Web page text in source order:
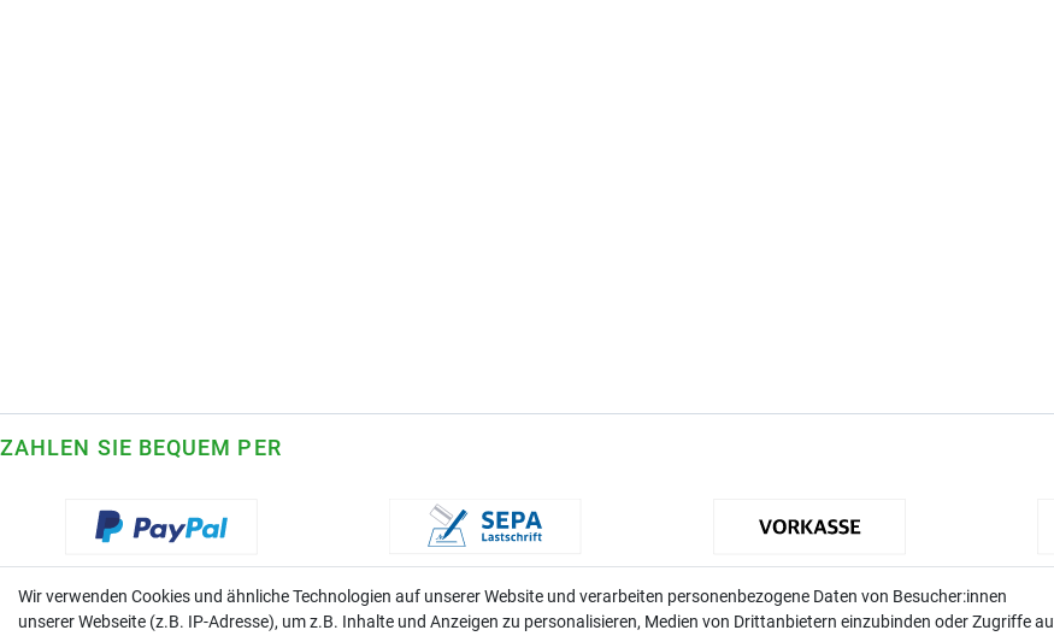
ZAHLEN SIE BEQUEM PER
Wir verwenden Cookies und ähnliche Technologien auf unserer Website und verarbeiten personenbezogene Daten von Besucher:innen
unserer Webseite (z.B. IP-Adresse), um z.B. Inhalte und Anzeigen zu personalisieren, Medien von Drittanbietern einzubinden oder Zugriffe